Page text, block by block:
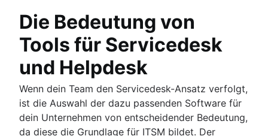
Die Bedeutung von
Tools für Servicedesk
und Helpdesk
Wenn dein Team den Servicedesk-Ansatz verfolgt,
ist die Auswahl der dazu passenden Software für
dein Unternehmen von entscheidender Bedeutung,
da diese die Grundlage für ITSM bildet. Der